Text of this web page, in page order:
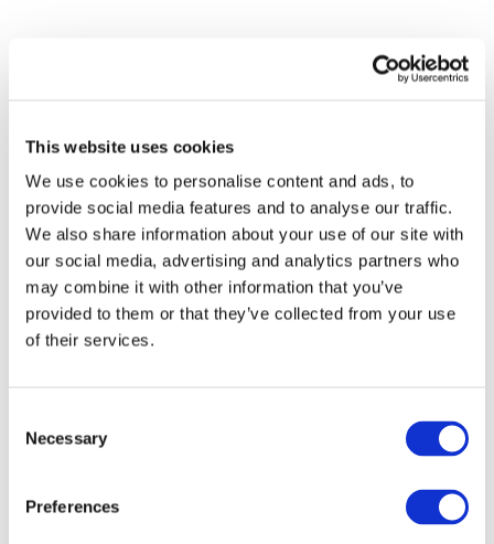
This website uses cookies
We use cookies to personalise content and ads, to
provide social media features and to analyse our traffic.
We also share information about your use of our site with
our social media, advertising and analytics partners who
may combine it with other information that you’ve
provided to them or that they’ve collected from your use
of their services.
Selection
Necessary
Preferences